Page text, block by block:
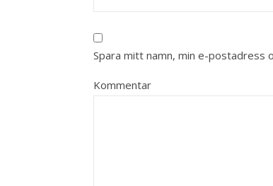
Spara mitt namn, min e-postadress
Kommentar